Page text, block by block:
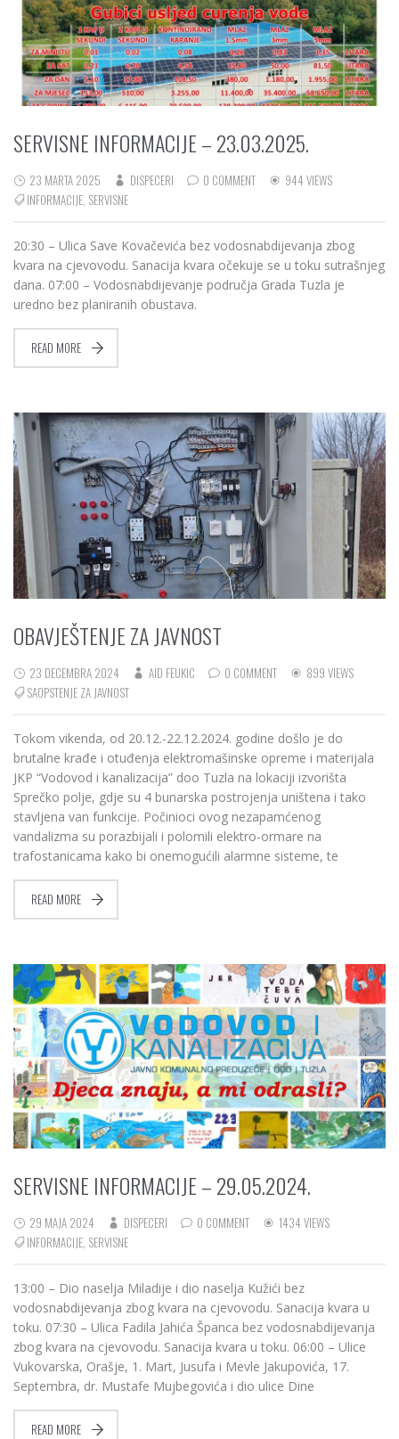
SERVISNE INFORMACIJE – 23.03.2025.
23 MARTA 2025 DISPECERI 0 COMMENT
944 VIEWS
INFORMACIJE SERVISNE
20:30 – Ulica Save Kovačevića bez vodosnabdijevanja zbog
kvara na cjevovodu. Sanacija kvara očekuje se u toku sutrašnjeg
dana. 07:00 – Vodosnabdijevanje područja Grada Tuzla je
uredno bez planiranih obustava.
READ MORE
OBAVJEŠTENJE ZA JAVNOST
23 DECEMBRA 2024 AID FEUKIC 0 COMMENT
899 VIEWS
SAOPSTENJE ZA JAVNOST
Tokom vikenda, od 20.12.-22.12.2024. godine došlo je do
brutalne krađe i otuđenja elektromašinske opreme i materijala
JKP “Vodovod i kanalizacija” doo Tuzla na lokaciji izvorišta
Sprečko polje, gdje su 4 bunarska postrojenja uništena i tako
stavljena van funkcije. Počinioci ovog nezapamćenog
vandalizma su porazbijali i polomili elektro-ormare na
trafostanicama kako bi onemogućili alarmne sisteme, te
READ MORE
SERVISNE INFORMACIJE – 29.05.2024.
29 MAJA 2024 DISPECERI 0 COMMENT
1434 VIEWS
INFORMACIJE SERVISNE
13:00 – Dio naselja Miladije i dio naselja Kužići bez
vodosnabdijevanja zbog kvara na cjevovodu. Sanacija kvara u
toku. 07:30 – Ulica Fadila Jahića Španca bez vodosnabdijevanja
zbog kvara na cjevovodu. Sanacija kvara u toku. 06:00 – Ulice
Vukovarska, Orašje, 1. Mart, Jusufa i Mevle Jakupovića, 17.
Septembra, dr. Mustafe Mujbegovića i dio ulice Dine
READ MORE